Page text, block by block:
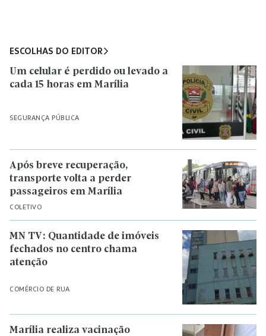
ESCOLHAS DO EDITOR
SEGURANÇA PÚBLICA
Um celular é perdido ou levado a
cada 15 horas em Marília
COLETIVO
Após breve recuperação,
transporte volta a perder
passageiros em Marília
COMÉRCIO DE RUA
MN TV: Quantidade de imóveis
fechados no centro chama
atenção
Marília realiza vacinação